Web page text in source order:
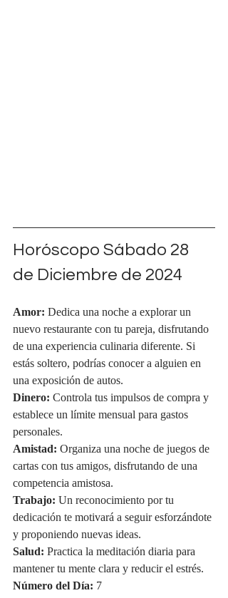
Horóscopo Sábado 28
de Diciembre de 2024
Amor: Dedica una noche a explorar un
nuevo restaurante con tu pareja, disfrutando
de una experiencia culinaria diferente. Si
estás soltero, podrías conocer a alguien en
una exposición de autos.
Dinero: Controla tus impulsos de compra y
establece un límite mensual para gastos
personales.
Amistad: Organiza una noche de juegos de
cartas con tus amigos, disfrutando de una
competencia amistosa.
Trabajo: Un reconocimiento por tu
dedicación te motivará a seguir esforzándote
y proponiendo nuevas ideas.
Salud: Practica la meditación diaria para
mantener tu mente clara y reducir el estrés.
Número del Día: 7